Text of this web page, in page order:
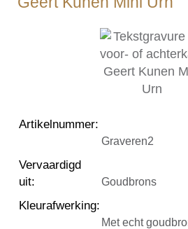
Artikelnummer:
Graveren2
Vervaardigd
uit: Goudbrons
Kleurafwerking:
Met echt